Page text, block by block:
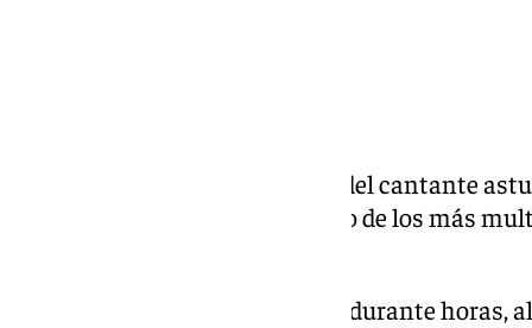
Las entradas para el concierto del cantante
semanas, convirtiéndolo en uno de los más
Decenas de fans hicieron colas durante horas,